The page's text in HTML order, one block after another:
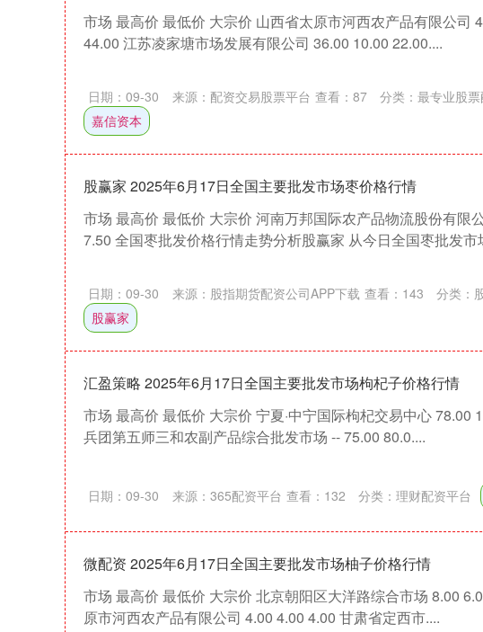
市场 最高价 最低价 大宗价 山西省太原市河西农产品有限公司
44.00 江苏凌家塘市场发展有限公司 36.00 10.00 22.00....
日期：09-30 来源：配资交易股票平台 查看： 87 分类： 最专业股
嘉信资本
股赢家 2025年6月17日全国主要批发市场枣价格行情
市场 最高价 最低价 大宗价 河南万邦国际农产品物流股份有限
7.50 全国枣批发价格行情走势分析股赢家 从今日全国枣批发市
日期：09-30 来源：股指期货配资公司APP下载 查看： 143 分类：
股赢家
汇盈策略 2025年6月17日全国主要批发市场枸杞子价格行情
市场 最高价 最低价 大宗价 宁夏·中宁国际枸杞交易中心 78.00
兵团第五师三和农副产品综合批发市场 -- 75.00 80.0....
日期：09-30 来源：365配资平台 查看： 132 分类： 理财配资平台
微配资 2025年6月17日全国主要批发市场柚子价格行情
市场 最高价 最低价 大宗价 北京朝阳区大洋路综合市场 8.00
原市河西农产品有限公司 4.00 4.00 4.00 甘肃省定西市....
1.02% 深证成指 14311.01 200.89 1.42%